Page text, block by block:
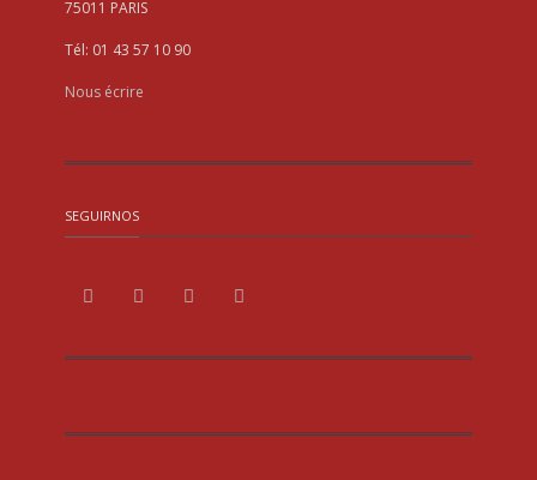
75011 PARIS
Tél: 01 43 57 10 90
Nous écrire
SEGUIRNOS